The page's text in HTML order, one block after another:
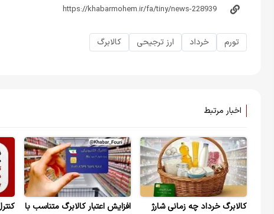
تورم خرداد ارز ترجیحی کالابرگ
اخبار مرتبط
کالابرگ خرداد چه زمانی شارژ
افزایش اعتبار کالابرگ متناسب با